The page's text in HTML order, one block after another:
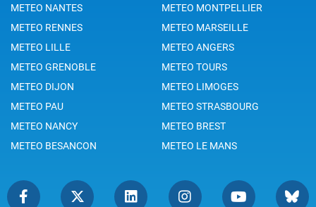
METEO NANTES
METEO MONTPELLIER
METEO RENNES
METEO MARSEILLE
METEO LILLE
METEO ANGERS
METEO GRENOBLE
METEO TOURS
METEO DIJON
METEO LIMOGES
METEO PAU
METEO STRASBOURG
METEO NANCY
METEO BREST
METEO BESANCON
METEO LE MANS